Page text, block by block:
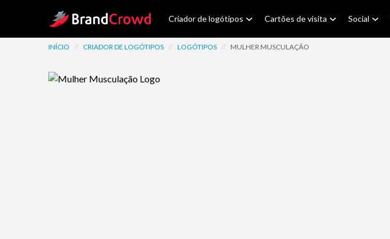
Site Logo Criador de logótipos Cartões de visita Social
INÍCIO // CRIADOR DE LOGÓTIPOS // LOGÓTIPOS // MULHER MUSCULAÇÃO